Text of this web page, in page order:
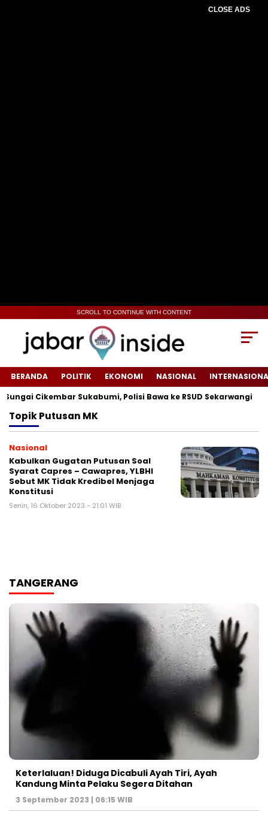
CLOSE ADS
SCROLL TO CONTINUE WITH CONTENT
BERANDA POLITIK EKONOMI NASIONAL
Cikembar Sukabumi, Polisi Bawa ke RSUD Sekarwangi‎
TopikPutusan MK
Nasional
Kabulkan Gugatan Putusan Soal
Syarat Capres – Cawapres, YLBHI
Sebut MK Tidak Kredibel Menjaga
Konstitusi
Senin, 16 Oktober 2023 - 21:01 WIB
TANGERANG
Keterlaluan! Diduga Dicabuli Ayah Tiri, Ayah
Kandung Minta Pelaku Segera Ditahan
3 September 2023 | 06:15 WIB